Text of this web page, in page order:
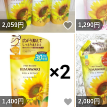
2,059円 いいね！
1,290円
1,400円 いいね！
2,080円